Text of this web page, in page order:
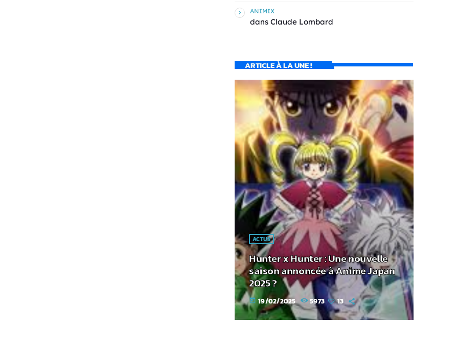
ANIMIX
dans Claude Lombard
ARTICLE À LA UNE !
ACTUS
Hunter x Hunter : Une nouvelle
saison annoncée à Anime Japan
2025 ?
today 19/02/2025 5973 13